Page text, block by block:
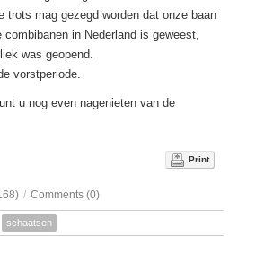
trots mag gezegd worden dat onze baan
in Nederland is geweest,
was geopend.
vorstperiode.
u nog even nagenieten van de
Print
/ Comments (0)
schaatsen